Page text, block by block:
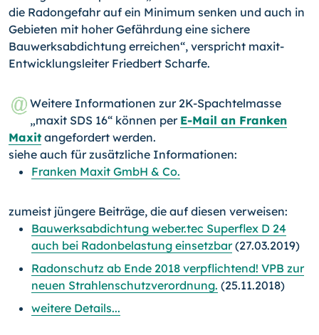
die Radongefahr auf ein Minimum senken und auch in
Gebieten mit hoher Gefährdung eine sichere
Bauwerksabdichtung erreichen“, verspricht maxit-
Entwicklungsleiter Friedbert Scharfe.
Weitere Informationen zur 2K-Spachtelmasse
„maxit SDS 16“ können per E-Mail an Franken
Maxit angefordert werden.
siehe auch für zusätzliche Informationen:
Franken Maxit GmbH & Co.
zumeist jüngere Beiträge, die auf diesen verweisen:
Bauwerksabdichtung weber.tec Superflex D 24
auch bei Radonbelastung einsetzbar(27.03.2019)
Radonschutz ab Ende 2018 verpflichtend! VPB zur
neuen Strahlenschutzverordnung. (25.11.2018)
weitere Details...